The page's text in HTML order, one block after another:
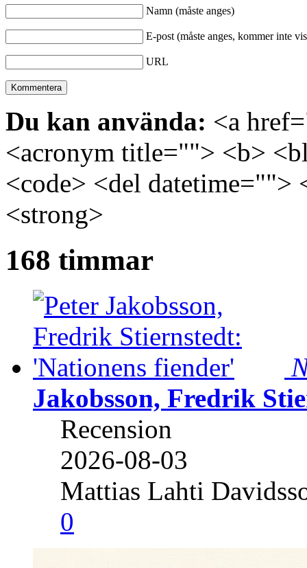
Namn (måste anges)
E-post (måste anges, kommer inte
URL
Du kan använda: <a
<acronym title=""> <b>
<code> <del
<strong>
168 timmar
Jakobsson, Fredrik
Recension
2026-08-03
Mattias Lahti
0